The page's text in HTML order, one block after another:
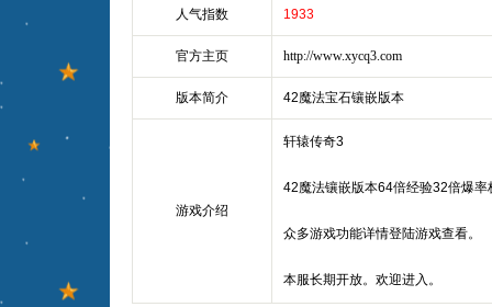
人气指数 1933
官方主页 http://www.xycq3.com
版本简介 42魔法宝石镶嵌版本
游戏介绍
轩辕传奇3
42魔法镶嵌版本64倍经验32倍爆率
众多游戏功能详情登陆游戏查看。
本服长期开放。欢迎进入。